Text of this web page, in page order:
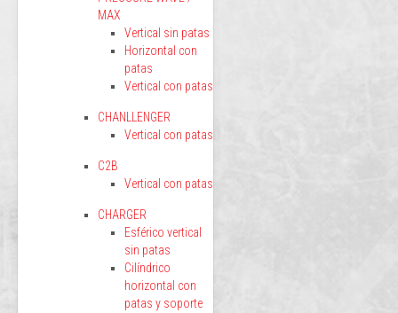
MAX
Vertical sin patas
Horizontal con
patas
Vertical con patas
CHANLLENGER
Vertical con patas
C2B
Vertical con patas
CHARGER
Esférico vertical
sin patas
Cilíndrico
horizontal con
patas y soporte